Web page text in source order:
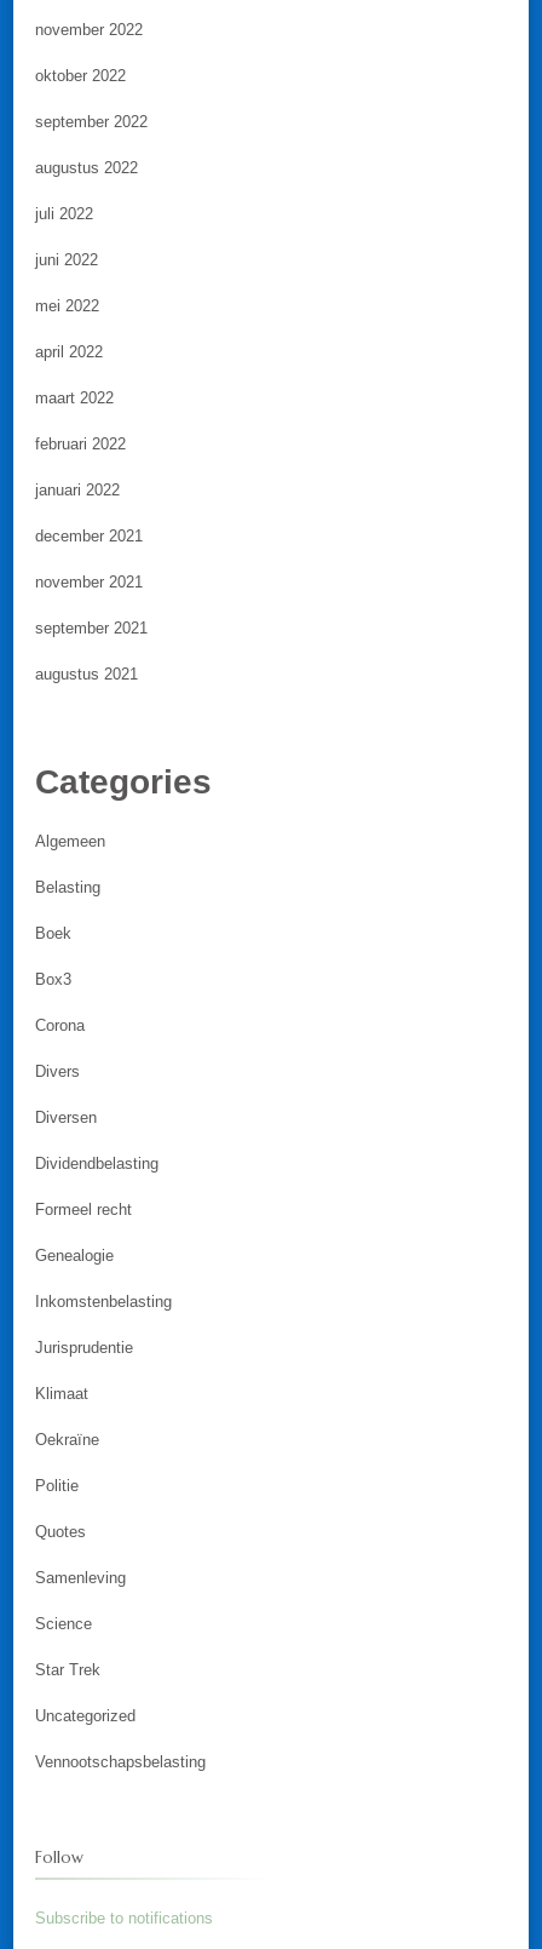
november 2022
oktober 2022
september 2022
augustus 2022
juli 2022
juni 2022
mei 2022
april 2022
maart 2022
februari 2022
januari 2022
december 2021
november 2021
september 2021
augustus 2021
Categories
Algemeen
Belasting
Boek
Box3
Corona
Divers
Diversen
Dividendbelasting
Formeel recht
Genealogie
Inkomstenbelasting
Jurisprudentie
Klimaat
Oekraïne
Politie
Quotes
Samenleving
Science
Star Trek
Uncategorized
Vennootschapsbelasting
Follow
Subscribe to notifications